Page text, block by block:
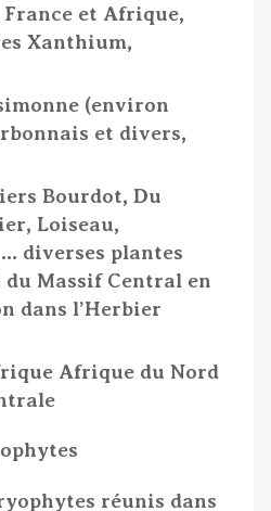
et Afrique,
Xanthium,
(environ
et divers,
Bourdot, Du
Loiseau,
diverses plantes
du Massif Central en
dans l’Herbier
Afrique du Nord
réunis dans